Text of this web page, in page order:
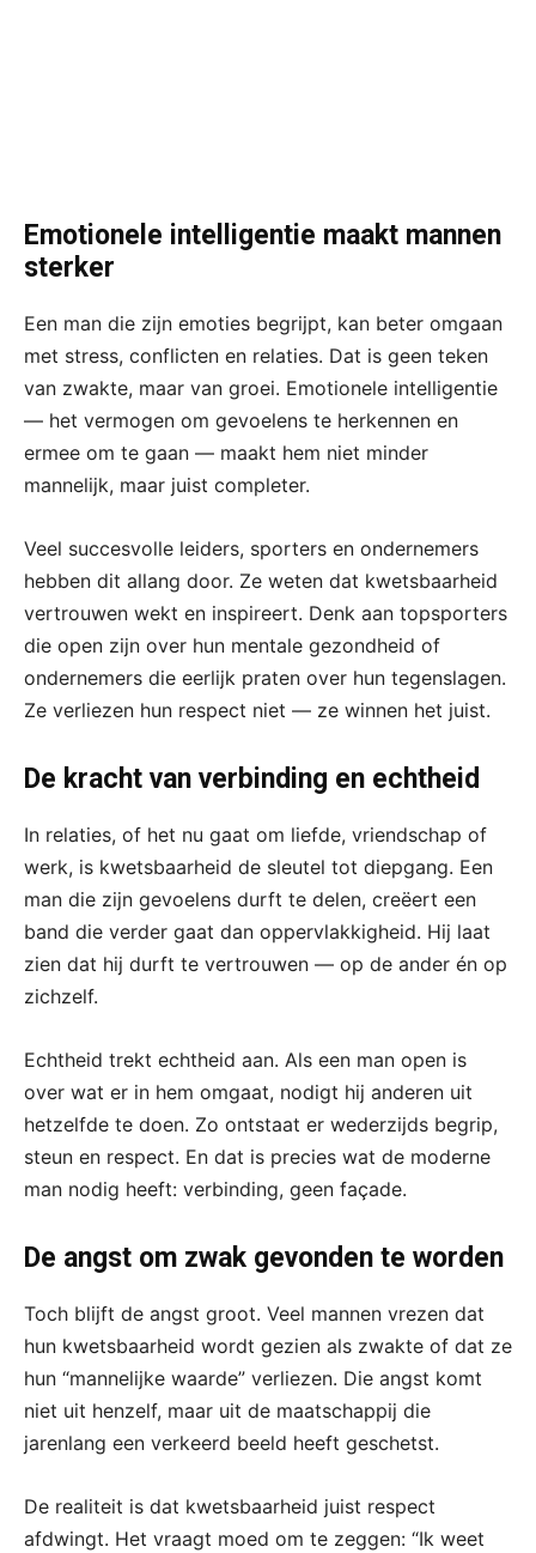
Emotionele intelligentie maakt mannen
sterker
Een man die zijn emoties begrijpt, kan beter omgaan
met stress, conflicten en relaties. Dat is geen teken
van zwakte, maar van groei. Emotionele intelligentie
— het vermogen om gevoelens te herkennen en
ermee om te gaan — maakt hem niet minder
mannelijk, maar juist completer.
Veel succesvolle leiders, sporters en ondernemers
hebben dit allang door. Ze weten dat kwetsbaarheid
vertrouwen wekt en inspireert. Denk aan topsporters
die open zijn over hun mentale gezondheid of
ondernemers die eerlijk praten over hun tegenslagen.
Ze verliezen hun respect niet — ze winnen het juist.
De kracht van verbinding en echtheid
In relaties, of het nu gaat om liefde, vriendschap of
werk, is kwetsbaarheid de sleutel tot diepgang. Een
man die zijn gevoelens durft te delen, creëert een
band die verder gaat dan oppervlakkigheid. Hij laat
zien dat hij durft te vertrouwen — op de ander én op
zichzelf.
Echtheid trekt echtheid aan. Als een man open is
over wat er in hem omgaat, nodigt hij anderen uit
hetzelfde te doen. Zo ontstaat er wederzijds begrip,
steun en respect. En dat is precies wat de moderne
man nodig heeft: verbinding, geen façade.
De angst om zwak gevonden te worden
Toch blijft de angst groot. Veel mannen vrezen dat
hun kwetsbaarheid wordt gezien als zwakte of dat ze
hun “mannelijke waarde” verliezen. Die angst komt
niet uit henzelf, maar uit de maatschappij die
jarenlang een verkeerd beeld heeft geschetst.
De realiteit is dat kwetsbaarheid juist respect
afdwingt. Het vraagt moed om te zeggen: “Ik weet